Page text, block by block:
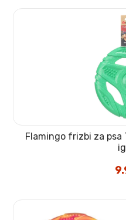
Flamingo frizbi za psa